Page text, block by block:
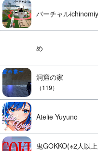
バーチャル
め
洞窟の家
（119）
Atelie Yuyuno
鬼GOKKO(※2人以